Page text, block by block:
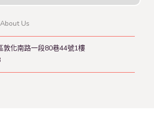
Us
敦化南路一段80巷44號1樓